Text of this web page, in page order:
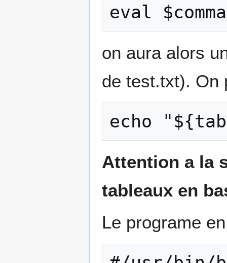
on aura alors
de test.txt). On
Attention a la
tableaux en
Le programe